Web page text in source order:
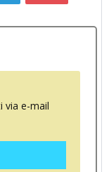
via e-mail